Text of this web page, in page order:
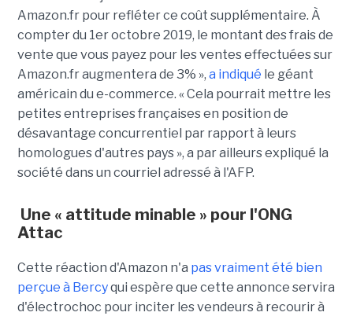
Amazon.fr pour refléter ce coût supplémentaire. À
compter du 1er octobre 2019, le montant des frais de
vente que vous payez pour les ventes effectuées sur
Amazon.fr augmentera de 3% », a indiqué le géant
américain du e-commerce. « Cela pourrait mettre les
petites entreprises françaises en position de
désavantage concurrentiel par rapport à leurs
homologues d'autres pays », a par ailleurs expliqué la
société dans un courriel adressé à l'AFP.
Une « attitude minable » pour l'ONG
Attac
Cette réaction d'Amazon n'a pas vraiment été bien
perçue à Bercyqui espère que cette annonce servira
d'électrochoc pour inciter les vendeurs à recourir à